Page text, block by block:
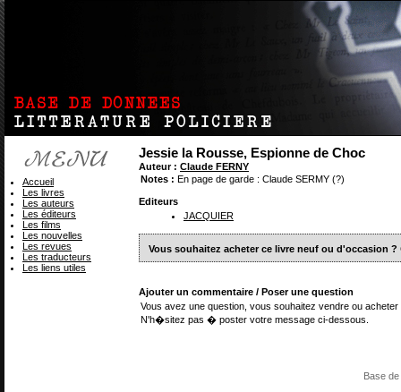
Jessie la Rousse, Espionne de Choc
Auteur : Claude FERNY
Notes : En page de garde : Claude SERMY (?)
Editeurs
JACQUIER
Vous souhaitez acheter ce livre neuf ou d'occasion ?
Ajouter un commentaire / Poser une question
Vous avez une question, vous souhaitez vendre ou
N'h�sitez pas � poster votre message ci-dessous.
Accueil
Les livres
Les auteurs
Les éditeurs
Les films
Les nouvelles
Les revues
Les traducteurs
Les liens utiles
Base